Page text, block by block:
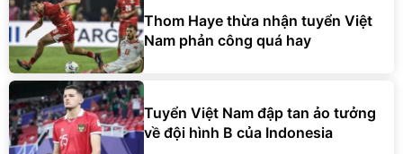
Thom Haye thừa nhận tuyển Việt
Nam phản công quá hay
Tuyển Việt Nam đập tan ảo tưởng
về đội hình B của Indonesia